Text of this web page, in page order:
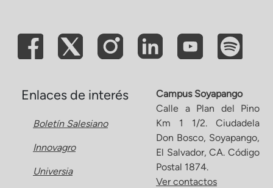
Enlaces de interés
Boletín Salesiano
Innovagro
Universia
Campus Soyapango
Calle a Plan del Pino
Km 1 1/2. Ciudadela
Don Bosco, Soyapango,
El Salvador, CA. Código
Postal 1874.
Ver contactos